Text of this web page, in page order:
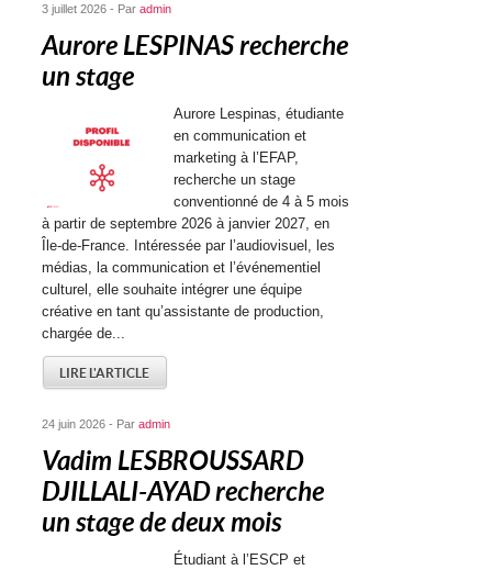
3 juillet 2026 - Paradmin
Aurore LESPINAS recherche
un stage
Aurore Lespinas, étudiante
en communication et
marketing à l’EFAP,
recherche un stage
conventionné de 4 à 5 mois
à partir de septembre 2026 à janvier 2027, en
Île-de-France. Intéressée par l’audiovisuel, les
médias, la communication et l’événementiel
culturel, elle souhaite intégrer une équipe
créative en tant qu’assistante de production,
chargée de...
LIRE L'ARTICLE
24 juin 2026 - Paradmin
Vadim LESBROUSSARD
DJILLALI-AYAD recherche
un stage de deux mois
Étudiant à l’ESCP et